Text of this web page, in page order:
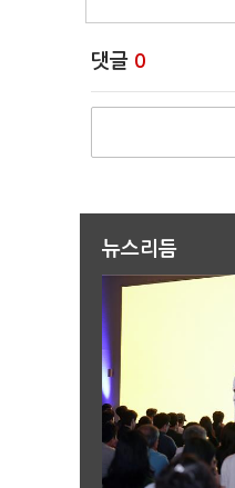
댓글 0
뉴스리듬